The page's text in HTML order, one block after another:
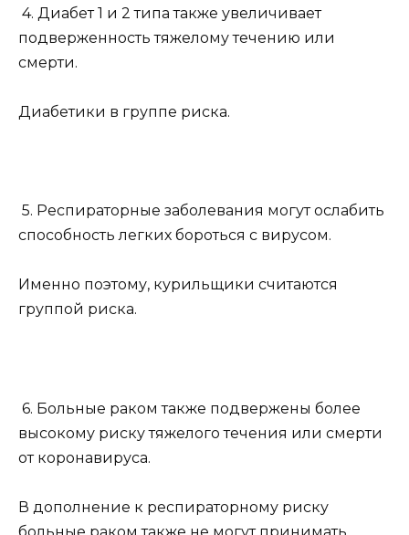
4. Диабет 1 и 2 типа также увеличивает
подверженность тяжелому течению или
смерти.
Диабетики в группе риска.
5. Респираторные заболевания могут ослабить
способность легких бороться с вирусом.
Именно поэтому, курильщики считаются
группой риска.
6. Больные раком также подвержены более
высокому риску тяжелого течения или смерти
от коронавируса.
В дополнение к респираторному риску